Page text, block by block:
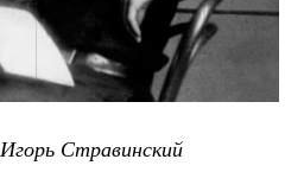
Стравинский